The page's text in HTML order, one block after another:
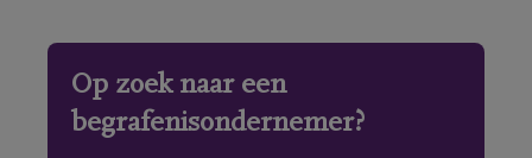
Op zoek naar een
begrafenisondernemer?